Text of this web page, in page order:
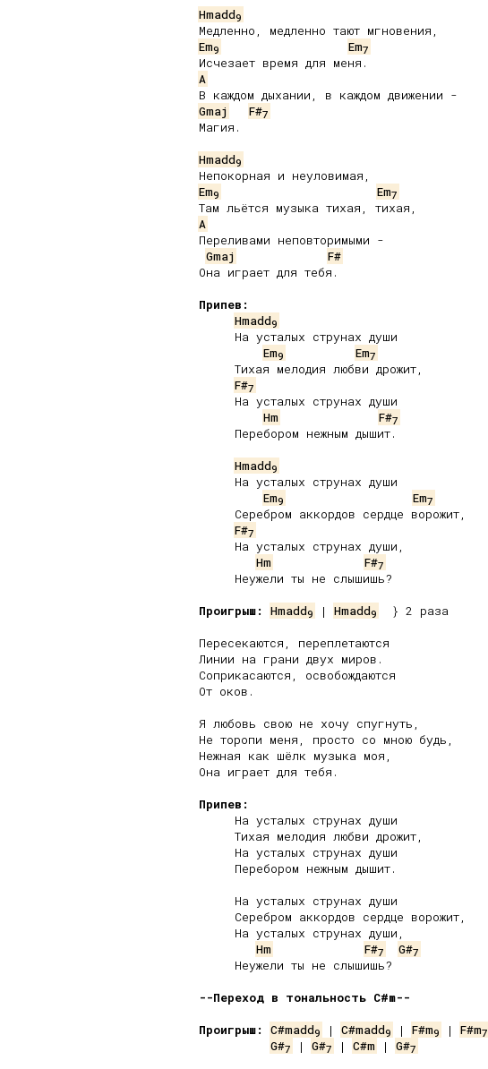
Hmadd9
Em9 Em7
A
Gmaj
F#7
Магия.
Hmadd9
Em9 Em7
A
Переливами неповторимыми -
Gmaj
F#
Она играет для тебя.
Припев:
Hmadd9
     На усталых струнах души
Em9 Em7
     Тихая мелодия любви дрожит,
F#7
     На усталых струнах души
Hm
F#7
     Перебором нежным дышит.
Hmadd9
     На усталых струнах души
Em9 Em7
     Серебром аккордов сердце ворожит,
F#7
     На усталых струнах души,
Hm
F#7
     Неужели ты не слышишь?
Проигрыш:
Hmadd9 | Hmadd9
  } 2 раза
Пересекаются, переплетаются
Линии на грани двух миров.
Соприкасаются, освобождаются
От оков.
Я любовь свою не хочу спугнуть,
Не торопи меня, просто со мною будь,
Нежная как шёлк музыка моя,
Она играет для тебя.
Припев:
     На усталых струнах души
     Тихая мелодия любви дрожит,
     На усталых струнах души
     Перебором нежным дышит.
     На усталых струнах души
     Серебром аккордов сердце ворожит,
     На усталых струнах души,
Hm
F#7 G#7
     Неужели ты не слышишь?
--Переход в тональность C#m--
Проигрыш:
C#madd9 | C#madd9 | F#m9 | F#m7
G#7 | G#7 | C#m | G#7